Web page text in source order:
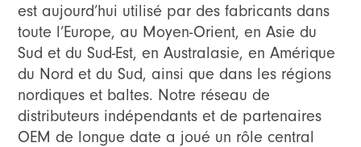
est aujourd’hui utilisé par des fabricants dans
toute l’Europe, au Moyen-Orient, en Asie du
Sud et du Sud-Est, en Australasie, en Amérique
du Nord et du Sud, ainsi que dans les régions
nordiques et baltes. Notre réseau de
distributeurs indépendants et de partenaires
OEM de longue date a joué un rôle central